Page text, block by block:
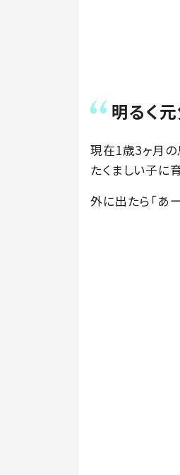
明るく
現在1歳3ヶ月の
たくましい子に
外に出たら「あ